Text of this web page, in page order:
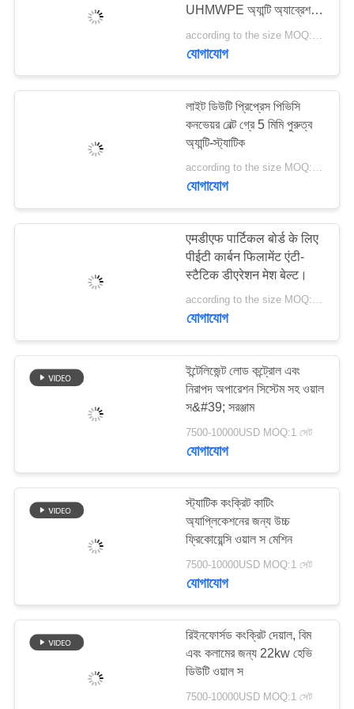
PRIVACY
এয়ারজেল অন্তরণ কম্বল
শিল্প ফিল্টার
80
ইন্ডাস্ট্রিয়াল সেন্ট্রিফিউগাল
37
শিল্প অনুভূত তারেক
141
UHMWPE অ্যান্টি অ্যাব্রেশন
স্লাইড প্যাড
according to the size MOQ:12 পিসি
যোগাযোগ
লাইট ডিউটি প্রিপ্রেস পিভিসি
কনভেয়র বেল্ট গ্রে 5 মিমি পুরুত্ব
অ্যান্টি-স্ট্যাটিক
according to the size MOQ:1 পিসি
যোগাযোগ
एमडीएफ पार्टिकल बोर्ड के लिए
पीईटी कार्बन फिलामेंट एंटी-
स्टैटिक डीएरेशन मेश बेल्ट।
according to the size MOQ:1 পিসি
যোগাযোগ
ইন্টেলিজেন্ট লোড কন্ট্রোল এবং
নিরাপদ অপারেশন সিস্টেম সহ ওয়াল
স&#39; সরঞ্জাম
7500-10000USD MOQ:1 সেট
যোগাযোগ
স্ট্যাটিক কংক্রিট কাটিং
অ্যাপ্লিকেশনের জন্য উচ্চ
ফ্রিকোয়েন্সি ওয়াল স মেশিন
7500-10000USD MOQ:1 সেট
যোগাযোগ
রিইনফোর্সড কংক্রিট দেয়াল, বিম
এবং কলামের জন্য 22kw হেভি
ডিউটি ​​ওয়াল স
7500-10000USD MOQ:1 সেট